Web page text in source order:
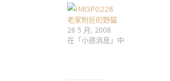
老家附近的野貓
26 5 月, 2008
在「小道消息」中